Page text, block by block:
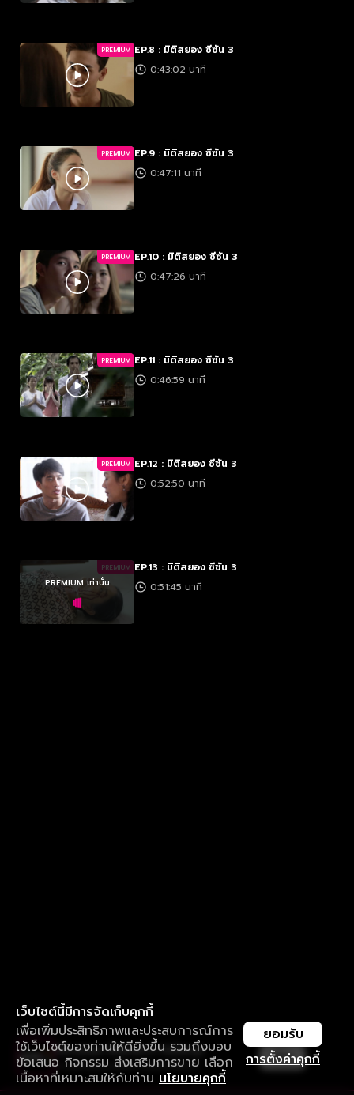
PREMIUM EP.8 : มิติสยอง ซีซัน 3
0:43:02 นาที
PREMIUM EP.9 : มิติสยอง ซีซัน 3
0:47:11 นาที
PREMIUM EP.10 : มิติสยอง ซีซัน 3
0:47:26 นาที
PREMIUM EP.11 : มิติสยอง ซีซัน 3
0:46:59 นาที
PREMIUM EP.12 : มิติสยอง ซีซัน 3
0:52:50 นาที
PREMIUM
PREMIUM เท่านั้น
EP.13 : มิติสยอง ซีซัน 3
0:51:45 นาที
เว็บไซต์นี้มีการจัดเก็บคุกกี้
เพื่อเพิ่มประสิทธิภาพและประสบการณ์การ
ใช้เว็บไซต์ของท่านให้ดียิ่งขึ้น รวมถึงมอบ
ข้อเสนอ กิจกรรม ส่งเสริมการขาย เลือก
เนื้อหาที่เหมาะสมให้กับท่าน นโยบายคุกกี้
การตั้งค่าคุกกี้
ยอมรับ
ใช้งานแอป ลื่นไหลกว่า ไม่มีสะดุด
ดาวน์โหลดแอปเพื่อการรับชมที่ดีกว่า เปิด